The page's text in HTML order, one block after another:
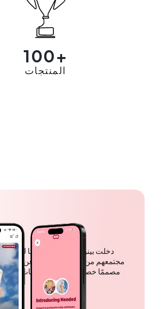
100+
المنتجات
دخلت بينوت في شراكة معنا
مجتمعهم من النساء الباحثات عن
مصممًا خصيصًا لتلبية الاحتياجات